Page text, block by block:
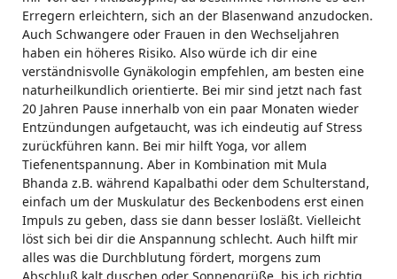
Erregern erleichtern, sich an der Blasenwand anzudocken.
Auch Schwangere oder Frauen in den Wechseljahren
haben ein höheres Risiko. Also würde ich dir eine
verständnisvolle Gynäkologin empfehlen, am besten eine
naturheilkundlich orientierte. Bei mir sind jetzt nach fast
20 Jahren Pause innerhalb von ein paar Monaten wieder
Entzündungen aufgetaucht, was ich eindeutig auf Stress
zurückführen kann. Bei mir hilft Yoga, vor allem
Tiefenentspannung. Aber in Kombination mit Mula
Bhanda z.B. während Kapalbathi oder dem Schulterstand,
einfach um der Muskulatur des Beckenbodens erst einen
Impuls zu geben, dass sie dann besser losläßt. Vielleicht
löst sich bei dir die Anspannung schlecht. Auch hilft mir
alles was die Durchblutung fördert, morgens zum